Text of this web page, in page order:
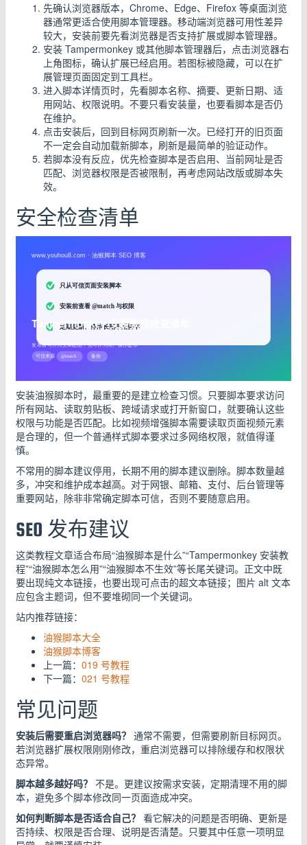
先确认浏览器版本，Chrome、Edge、Firefox 等桌面浏览
器通常更适合使用脚本管理器。移动端浏览器可用性差异
较大，安装前要先看浏览器是否支持扩展或脚本管理器。
安装 Tampermonkey 或其他脚本管理器后，点击浏览器右
上角图标，确认扩展已经启用。若图标被隐藏，可以在扩
展管理页面固定到工具栏。
进入脚本详情页时，先看脚本名称、摘要、更新日期、适
用网站、权限说明。不要只看安装量，也要看脚本是否仍
在维护。
点击安装后，回到目标网页刷新一次。已经打开的旧页面
不一定会自动加载新脚本，刷新是最简单的验证动作。
若脚本没有反应，优先检查脚本是否启用、当前网址是否
匹配、浏览器权限是否被限制，再考虑网站改版或脚本失
效。
安全检查清单
安装油猴脚本时，最重要的是建立检查习惯。只要脚本要求访问
所有网站、读取剪贴板、跨域请求或打开新窗口，就要确认这些
权限与功能是否匹配。比如视频增强脚本需要读取页面视频元素
是合理的，但一个普通样式脚本要求过多网络权限，就值得谨
慎。
不常用的脚本建议停用，长期不用的脚本建议删除。脚本数量越
多，冲突和维护成本越高。对于网银、邮箱、支付、后台管理等
重要网站，除非非常确定脚本可信，否则不要随意启用。
SEO 发布建议
这类教程文章适合布局“油猴脚本是什么”“Tampermonkey 安装教
程”“油猴脚本怎么用”“油猴脚本不生效”等长尾关键词。正文中既
要出现纯文本链接，也要出现可点击的超文本链接；图片 alt 文本
应包含主题词，但不要堆砌同一个关键词。
站内推荐链接：
油猴脚本大全
油猴脚本博客
上一篇： 019 号教程
下一篇： 021 号教程
常见问题
安装后需要重启浏览器吗？ 通常不需要，但需要刷新目标网页。
若浏览器扩展权限刚刚修改，重启浏览器可以排除缓存和权限状
态异常。
脚本越多越好吗？ 不是。更建议按需求安装，定期清理不用的脚
本，避免多个脚本修改同一页面造成冲突。
如何判断脚本是否适合自己？ 看它解决的问题是否明确、更新是
否持续、权限是否合理、说明是否清楚。只要其中任意一项明显